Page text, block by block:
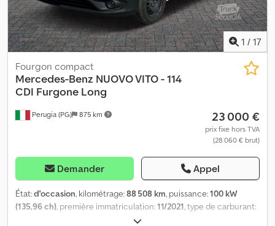
1 / 17
Perugia (PG) 875 km
Fourgon compact
Mercedes-Benz NUOVO VITO - 114
CDI Furgone Long
23 000 €
prix fixe hors TVA
(28 060 € brut)
Demander Appel
État:d'occasion, kilométrage:88 508 km, puissance:100 kW
(135,96 ch), première immatriculation:11/2021, type de carburant:
4x2